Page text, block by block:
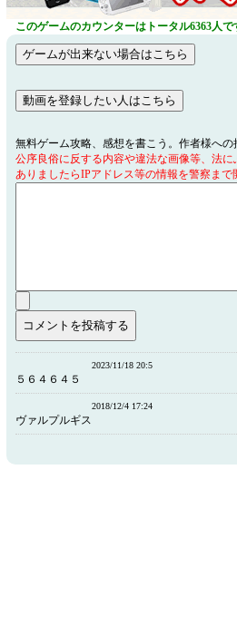
このゲームのカウンターはトータル6363人で
無料ゲーム攻略、感想を書こう。作者様への
公序良俗に反する内容や違法な画像等、法
ありましたらIPアドレス等の情報を警察まで
2023/11/18 20:5
５６４６４５
2018/12/4 17:24
ヴァルプルギス